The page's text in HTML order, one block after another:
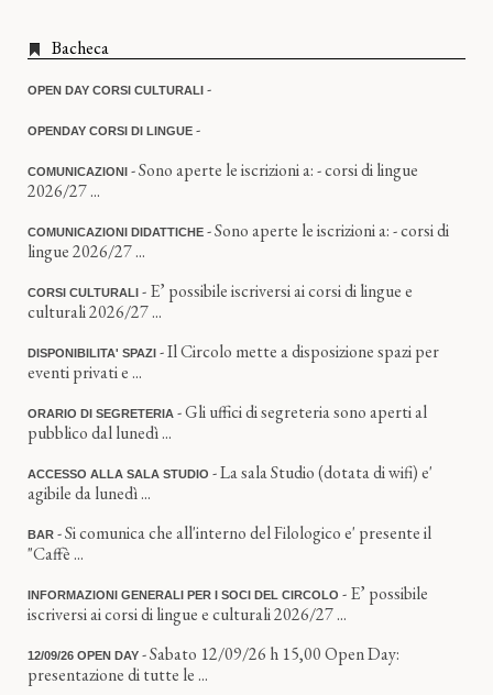
Bacheca
OPEN DAY CORSI CULTURALI -
OPENDAY CORSI DI LINGUE -
COMUNICAZIONI - Sono aperte le iscrizioni a: - corsi di lingue
2026/27 ...
COMUNICAZIONI DIDATTICHE - Sono aperte le iscrizioni a: - corsi di
lingue 2026/27 ...
CORSI CULTURALI - E’ possibile iscriversi ai corsi di lingue e
culturali 2026/27 ...
DISPONIBILITA' SPAZI - Il Circolo mette a disposizione spazi per
eventi privati e ...
ORARIO DI SEGRETERIA - Gli uffici di segreteria sono aperti al
pubblico dal lunedì ...
ACCESSO ALLA SALA STUDIO - La sala Studio (dotata di wifi) e'
agibile da lunedì ...
BAR - Si comunica che all'interno del Filologico e' presente il
"Caffè ...
INFORMAZIONI GENERALI PER I SOCI DEL CIRCOLO - E’ possibile
iscriversi ai corsi di lingue e culturali 2026/27 ...
12/09/26 OPEN DAY - Sabato 12/09/26 h 15,00 Open Day:
presentazione di tutte le ...